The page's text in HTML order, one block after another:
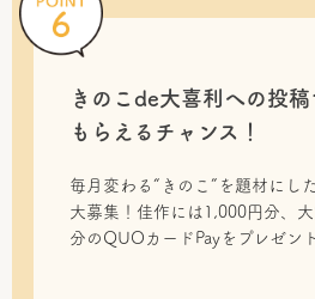
きのこde大喜利への投稿
もらえるチャンス！
毎月変わる“きのこ”を題材にし
大募集！佳作には1,000円分、
分のQUOカードPayをプレゼン